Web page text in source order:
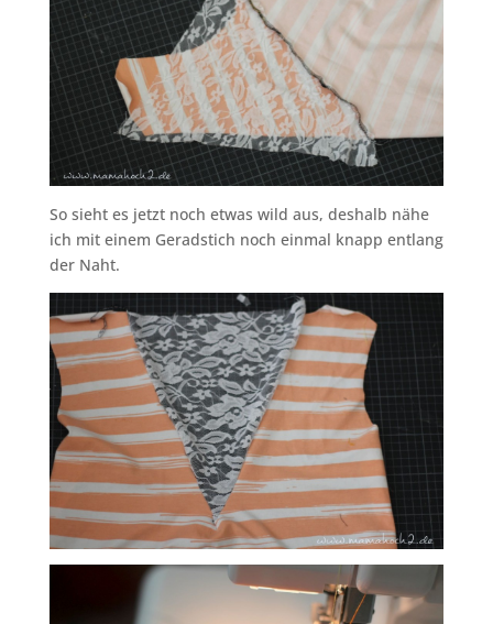
So sieht es jetzt noch etwas wild aus, deshalb nähe
ich mit einem Geradstich noch einmal knapp entlang
der Naht.